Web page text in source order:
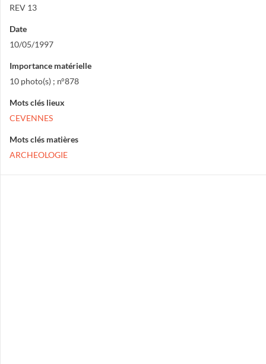
REV 13
Date
10/05/1997
Importance matérielle
10 photo(s) ; n°878
Mots clés lieux
CEVENNES
Mots clés matières
ARCHEOLOGIE